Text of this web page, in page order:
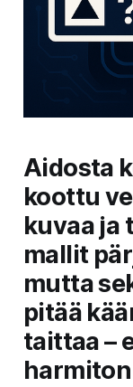
Aidosta
koottu
kuvaa ja
mallit
mutta
pitää
taittaa –